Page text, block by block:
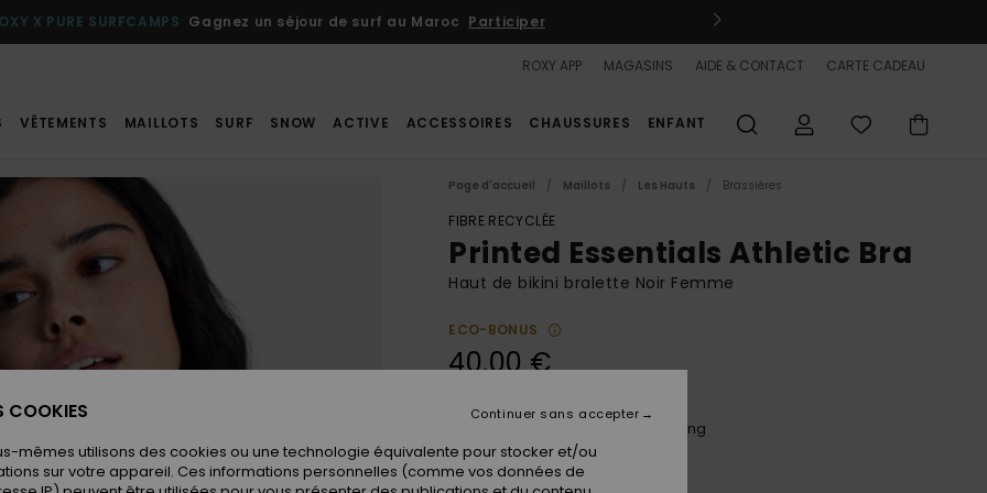
ROXY GIRL CLUB Livraison et retours gratuits pour les membres
ROXY APP MAGASINS AIDE & CONTACT CARTE CADEAU
VÊTEMENTS MAILLOTS SURF SNOW ACTIVE ACCESSOIRES CHAUSSURES ENFANT
Page d'accueil Maillots Les Hauts Brassières
FIBRE RECYCLÉE
Printed Essentials Athletic Bra
Haut de bikini bralette Noir Femme
ECO-BONUS
40,00 €
Anthracite Spring Charming
COOKIES
mêmes utilisons des cookies ou une technologie équivalente pour stocker et/ou
sur votre appareil. Ces informations personnelles (comme vos données de
Continuer sans accepter